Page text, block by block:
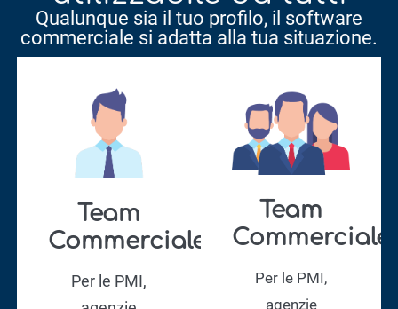
Qualunque sia il tuo profilo, il software
commerciale si adatta alla tua situazione.
Team
Commerciale
Per le PMI,
Team
Commerciale
Per le PMI,
agenzie